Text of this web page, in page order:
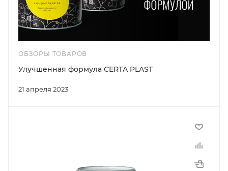
ОБЗОРЫ ТОВАРОВ
21 апреля 2023
Улучшенная формула CERTA PLAST